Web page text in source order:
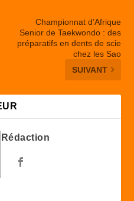
Championnat d’Afrique
Senior de Taekwondo : des
préparatifs en dents de scie
chez les Sao
SUIVANT
Rédaction